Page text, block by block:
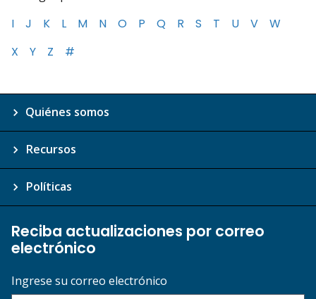
I
J K L M N O P Q R S T U V
W
X
Y Z #
Quiénes somos
Recursos
Políticas
Reciba actualizaciones por correo
electrónico
Ingrese su correo electrónico